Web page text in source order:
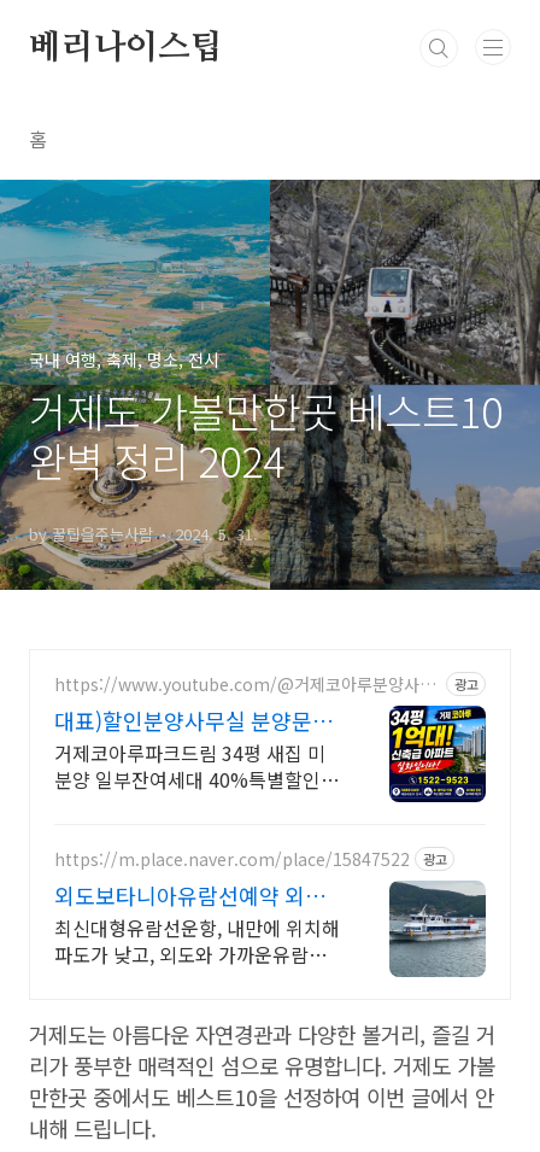
베리나이스팁
홈
국내 여행, 축제, 명소, 전시
거제도 가볼만한곳 베스트10
완벽 정리 2024
by 꿀팁을주는사람 2024. 5. 31.
https://www.youtube.com/@거제코아루분양사무
광고
대표)할인분양사무실 분양문의
I522-9523
거제코아루파크드림 34평 새집 미
분양 일부잔여세대 40%특별할인,
https://m.place.naver.com/place/15847522 광고
외도보타니아유람선예약 외도
랑 외도보타니아왕복요금 특가
할인
최신대형유람선운항, 내만에 위치해
파도가 낮고, 외도와 가까운유람선
다녀오실수 있는 유람선입니다
거제도는 아름다운 자연경관과 다양한 볼거리, 즐길 거
리가 풍부한 매력적인 섬으로 유명합니다. 거제도 가볼
만한곳 중에서도 베스트10을 선정하여 이번 글에서 안
내해 드립니다.